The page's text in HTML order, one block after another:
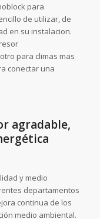
para
de utilizar, de
en su instalacion.
para climas mas
conectar una
agradable,
y medio
departamentos
continua de los
medio ambiental.